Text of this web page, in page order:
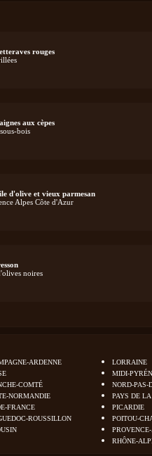
rouges
aux cèpes
bois
d'olive et vieux parmesan
Alpes Côte d'Azur
noires
ARDENNE
COMTÉ
NORMANDIE
FRANCE
ROUSSILLON
LORRAINE
MIDI-
NORD-PAS-
PAYS DE
PICARDIE
POITOU-
RHÔNE-